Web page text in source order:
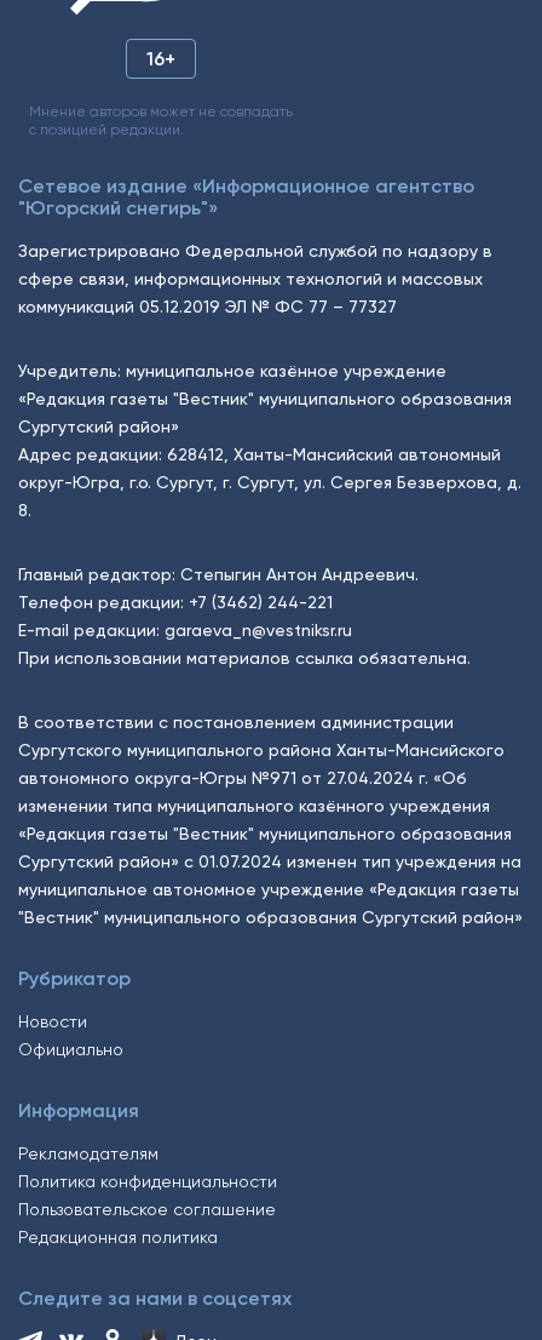
16+
Мнение авторов может не совпадать
с позицией редакции.
Сетевое издание «Информационное агентство
"Югорский снегирь"»
Зарегистрировано Федеральной службой по надзору в
сфере связи, информационных технологий и массовых
коммуникаций 05.12.2019 ЭЛ № ФС 77 – 77327
Учредитель: муниципальное казённое учреждение
«Редакция газеты "Вестник" муниципального образования
Сургутский район»
Адрес редакции: 628412, Ханты-Мансийский автономный
округ-Югра, г.о. Сургут, г. Сургут, ул. Сергея Безверхова, д.
8.
Главный редактор: Степыгин Антон Андреевич.
Телефон редакции: +7 (3462) 244-221
E-mail редакции: garaeva_n@vestniksr.ru
При использовании материалов ссылка обязательна.
В соответствии с постановлением администрации
Сургутского муниципального района Ханты-Мансийского
автономного округа-Югры №971 от 27.04.2024 г. «Об
изменении типа муниципального казённого учреждения
«Редакция газеты "Вестник" муниципального образования
Сургутский район» с 01.07.2024 изменен тип учреждения на
муниципальное автономное учреждение «Редакция газеты
"Вестник" муниципального образования Сургутский район»
Рубрикатор
Новости
Официально
Информация
Рекламодателям
Политика конфиденциальности
Пользовательское соглашение
Редакционная политика
Следите за нами в соцсетях